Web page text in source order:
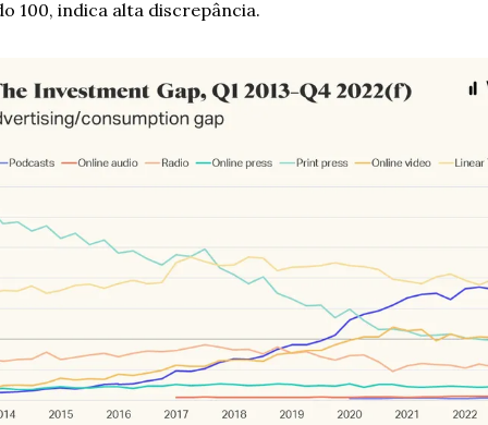
100, indica alta discrepância.